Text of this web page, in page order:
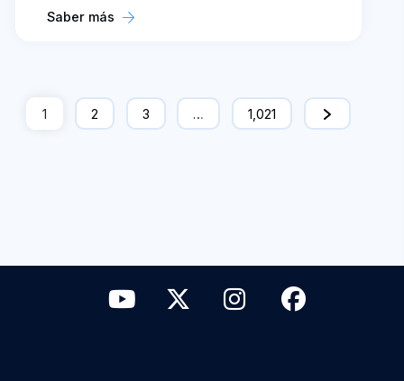
Saber más
1 2 3 … 1,021